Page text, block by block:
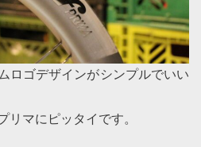
ロゴデザインがシンプルでいい
マにピッタイです。